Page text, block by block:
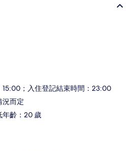
15:00；入住登記結束時間：23:00
況而定
年齡：20 歲